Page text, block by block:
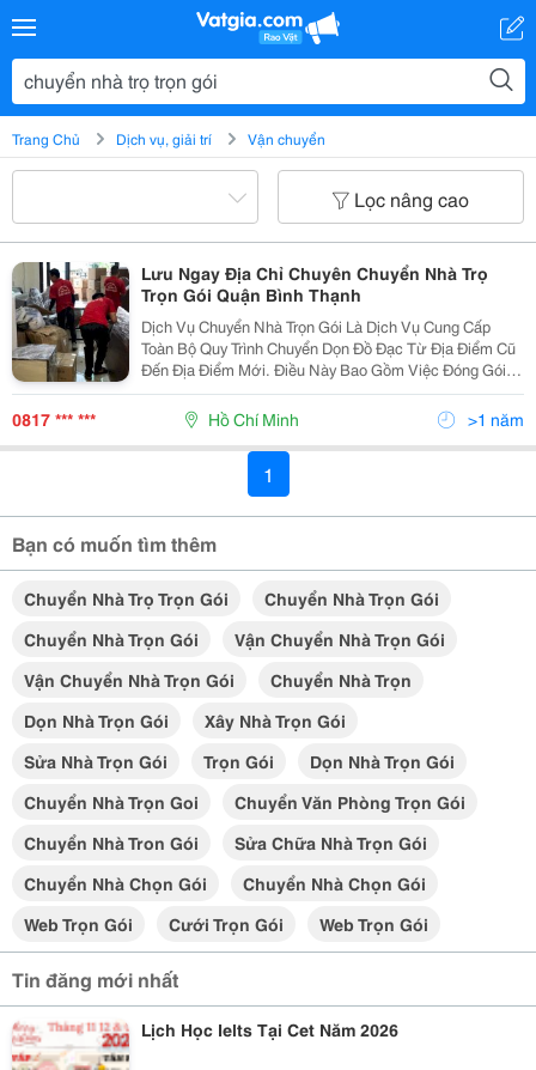
Trang Chủ Dịch vụ, giải trí Vận chuyển
Lọc nâng cao
Lưu Ngay Địa Chỉ Chuyên Chuyển Nhà Trọ
Trọn Gói Quận Bình Thạnh
Dịch Vụ Chuyển Nhà Trọn Gói Là Dịch Vụ Cung Cấp
Toàn Bộ Quy Trình Chuyển Dọn Đồ Đạc Từ Địa Điểm Cũ
Đến Địa Điểm Mới. Điều Này Bao Gồm Việc Đóng Gói,
Vận Chuyển, Bốc Xếp Và Lắp Đặt Nội Thất Tại Nhà
Mới. Những Dịch Vụ Này Giúp Giảm Bớt Gánh Nặng
0817 *** *** Hồ Chí Minh >1 năm
1
Bạn có muốn tìm thêm
Chuyển Nhà Trọ Trọn Gói
Chuyển Nhà Trọn Gói
Chuyển Nhà Trọn Gói
Vận Chuyển Nhà Trọn Gói
Vận Chuyển Nhà Trọn Gói
Chuyển Nhà Trọn
Dọn Nhà Trọn Gói
Xây Nhà Trọn Gói
Sửa Nhà Trọn Gói
Trọn Gói
Dọn Nhà Trọn Gói
Chuyển Nhà Trọn Goi
Chuyển Văn Phòng Trọn Gói
Chuyển Nhà Tron Gói
Sửa Chữa Nhà Trọn Gói
Chuyển Nhà Chọn Gói
Chuyển Nhà Chọn Gói
Web Trọn Gói
Cưới Trọn Gói Web Trọn Gói
Tin đăng mới nhất
Lịch Học Ielts Tại Cet Năm 2026